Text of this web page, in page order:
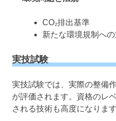
CO₂排出基準
新たな環境規制へ
実技試験
実技試験では、実際の整備
が評価されます。資格のレ
される技術も高度になります